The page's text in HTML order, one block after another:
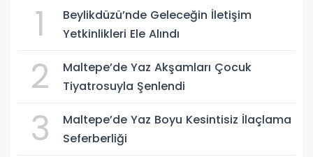
1
Beylikdüzü’nde Geleceğin İletişim
Yetkinlikleri Ele Alındı
2
Maltepe’de Yaz Akşamları Çocuk
Tiyatrosuyla Şenlendi
3
Maltepe’de Yaz Boyu Kesintisiz İlaçlama
Seferberliği